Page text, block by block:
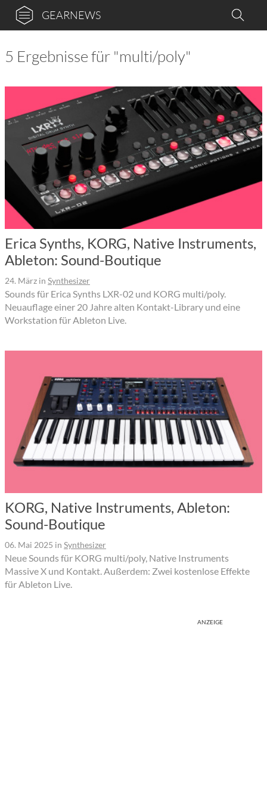
GEARNEWS
5 Ergebnisse für "multi/poly"
Erica Synths, KORG, Native Instruments,
Ableton: Sound-Boutique
24. März in Synthesizer
Sounds für Erica Synths LXR-02 und KORG multi/poly.
Neuauflage einer 20 Jahre alten Kontakt-Library und eine
Workstation für Ableton Live.
KORG, Native Instruments, Ableton:
Sound-Boutique
06. Mai 2025 in Synthesizer
Neue Sounds für KORG multi/poly, Native Instruments
Massive X und Kontakt. Außerdem: Zwei kostenlose Effekte
für Ableton Live.
ANZEIGE